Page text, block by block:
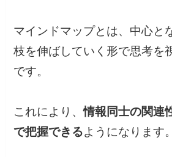
マインドマップとは、中心と
枝を伸ばしていく形で思考を
です。
これにより、情報同士の関連
で把握できるようになります。